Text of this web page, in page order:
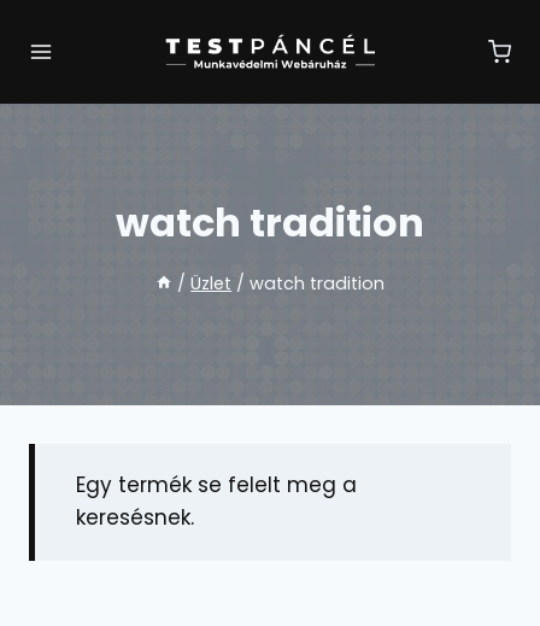
watch tradition
/ Üzlet / watch tradition
Egy termék se felelt meg a
keresésnek.